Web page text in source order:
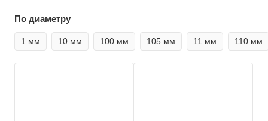
По диаметру
1 мм 10 мм 100 мм 105 мм 11 мм 110 мм